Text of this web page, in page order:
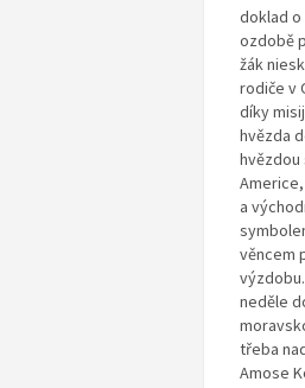
doklad o
ozdobě
žák
rodiče v
díky
hvězda
a
věncem
neděle
třeba
Amose